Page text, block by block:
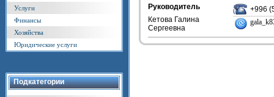
Услуги
Финансы
Хозяйства
Юридические услуги
Подкатегории
Руководитель
Кетова Галина
Сергеевна
+996